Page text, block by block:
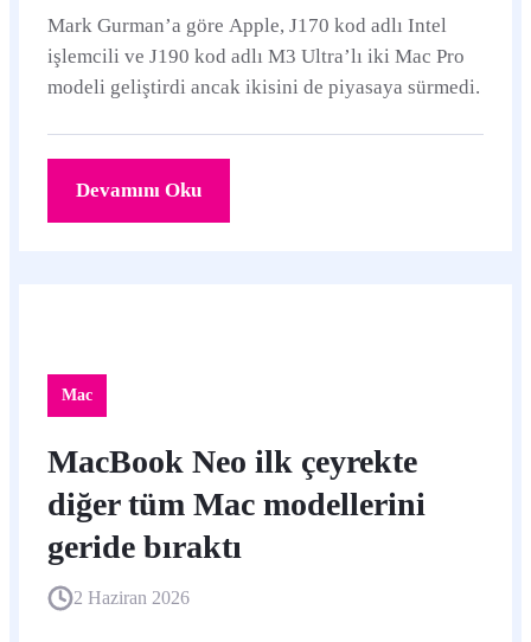
Mark Gurman’a göre Apple, J170 kod adlı Intel
işlemcili ve J190 kod adlı M3 Ultra’lı iki Mac Pro
modeli geliştirdi ancak ikisini de piyasaya sürmedi.
Devamını Oku
Mac
MacBook Neo ilk çeyrekte
diğer tüm Mac modellerini
geride bıraktı
2 Haziran 2026